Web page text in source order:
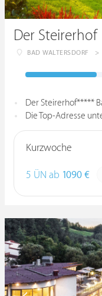
Der Steirerhof
BAD WALTERSDORF >
Der Steirerhof*****
Die Top-Adresse
Kurzwoche
5 ÜN ab 1090 €